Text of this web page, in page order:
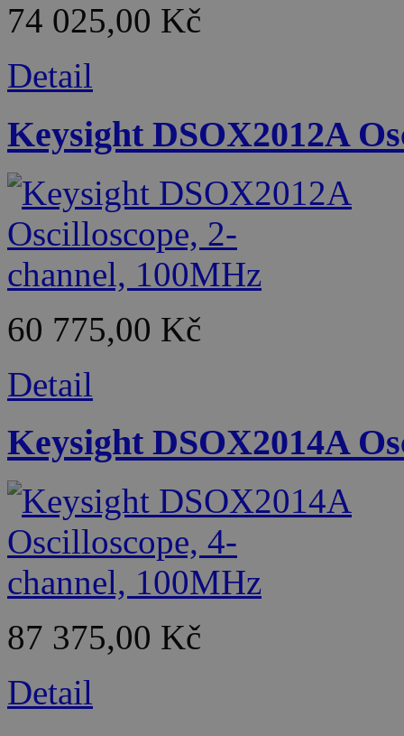
74 025,00 Kč
Detail
Keysight DSOX2012A
60 775,00 Kč
Detail
Keysight DSOX2014A
87 375,00 Kč
Detail